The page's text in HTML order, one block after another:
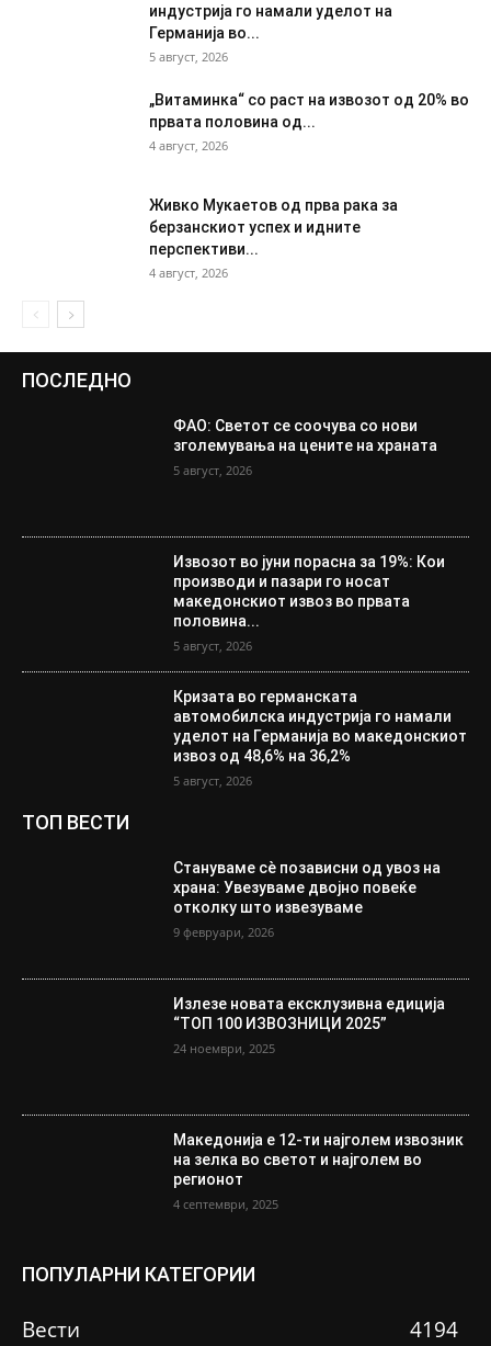
индустрија го намали уделот на
Германија во...
5 август, 2026
„Витаминка“ со раст на извозот од 20% во
првата половина од...
4 август, 2026
Живко Мукаетов од прва рака за
берзанскиот успех и идните
перспективи...
4 август, 2026
ПОСЛЕДНО
ФАО: Светот се соочува со нови
зголемувања на цените на храната
5 август, 2026
Извозот во јуни порасна за 19%: Кои
производи и пазари го носат
македонскиот извоз во првата
половина...
5 август, 2026
Кризата во германската
автомобилска индустрија го намали
уделот на Германија во македонскиот
извоз од 48,6% на 36,2%
5 август, 2026
ТОП ВЕСТИ
Стануваме сè позависни од увоз на
храна: Увезуваме двојно повеќе
отколку што извезуваме
9 февруари, 2026
Излезе новата ексклузивна едиција
“ТОП 100 ИЗВОЗНИЦИ 2025”
24 ноември, 2025
Македонија е 12-ти најголем извозник
на зелка во светот и најголем во
регионот
4 септември, 2025
ПОПУЛАРНИ КАТЕГОРИИ
Вести
4194